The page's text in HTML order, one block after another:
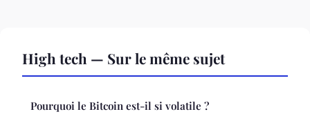
High tech — Sur le même sujet
Pourquoi le Bitcoin est-il si volatile ?